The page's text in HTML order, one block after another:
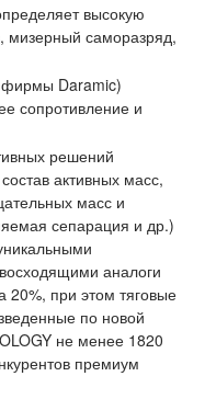
высокую
мизерный саморазряд,
Daramic)
сопротивление и
решений
активных масс,
масс и
сепарация и др.)
аналоги
20%, при этом тяговые
по новой
не менее 1820
премиум